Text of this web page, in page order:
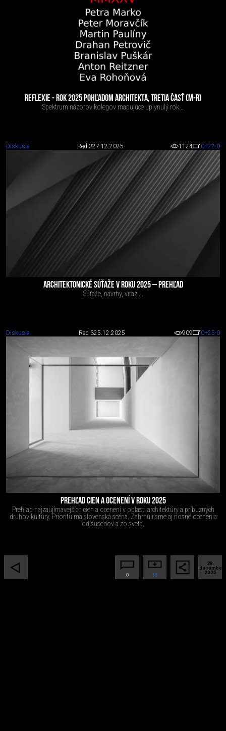
REFLEXIE - ROK 2025 POHĽADOM ARCHITEKTA, TRETIA ČASŤ (M-R)
Spektrum názorov kolegov mapujúce uplynulý rok...
Diskusia Red 327.12.2025 1124 0+22-0
ARCHITEKTONICKÉ SÚŤAŽE V ROKU 2025 – PREHĽAD
Súťaže, návrhy, víťazi...
Diskusia Red 325.12.2025 909 0+25-0
PREHĽAD CIEN A OCENENÍ V ROKU 2025
Prehľad najzaujímavejších cien a ocenení v oblasti architektúry a príbuzných
druhov kultúry. Prioritu má slovenská scéna. Zahrnuli sme aj nosné ocenenia
od susedov a zo sveta.
28.
december
2025
18
0